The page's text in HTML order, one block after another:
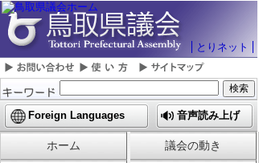
とりネット
Foreign Languages 音声読み上げ
ホーム 議会の動き